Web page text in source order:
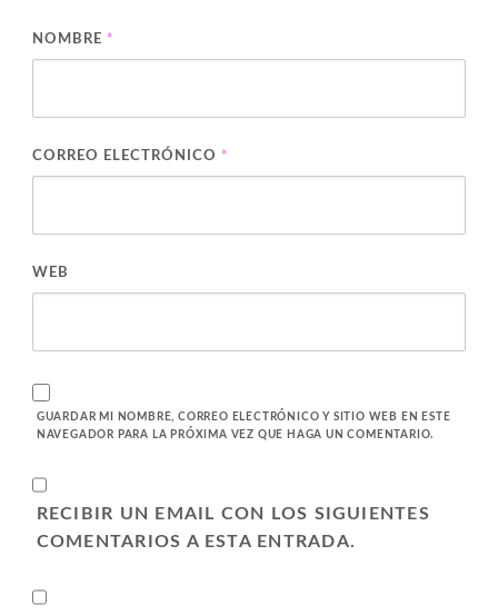
NOMBRE *
CORREO ELECTRÓNICO *
WEB
GUARDAR MI NOMBRE, CORREO ELECTRÓNICO Y SITIO WEB EN ESTE
NAVEGADOR PARA LA PRÓXIMA VEZ QUE HAGA UN COMENTARIO.
RECIBIR UN EMAIL CON LOS SIGUIENTES
COMENTARIOS A ESTA ENTRADA.